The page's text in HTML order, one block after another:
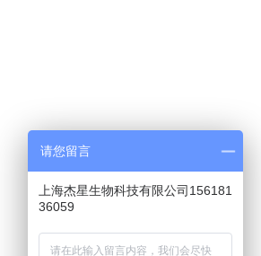
请您留言
上海杰星生物科技有限公司156181
36059